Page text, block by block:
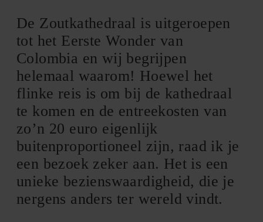
De Zoutkathedraal is uitgeroepen
tot het Eerste Wonder van
Colombia en wij begrijpen
helemaal waarom! Hoewel het
flinke reis is om bij de kathedraal
te komen en de entreekosten van
zo’n 20 euro eigenlijk
buitenproportioneel zijn, raad ik je
een bezoek zeker aan. Het is een
unieke bezienswaardigheid, die je
nergens anders ter wereld vindt.